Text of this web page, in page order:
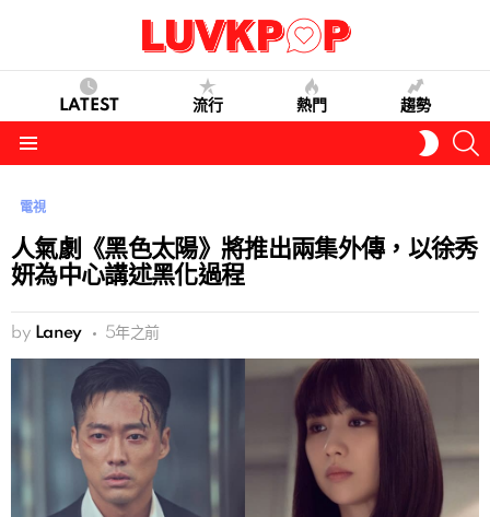
LATEST 流行 熱門 趨勢
SKIN
電視
人氣劇《黑色太陽》將推出兩集外傳，以徐秀
妍為中心講述黑化過程
by Laney 5年之前